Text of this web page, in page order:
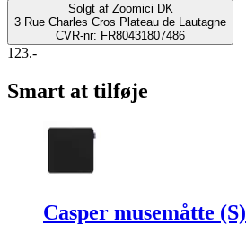
Solgt af Zoomici DK
3 Rue Charles Cros Plateau de Lautagne
CVR-nr: FR80431807486
123.-
Smart at tilføje
Casper musemåtte (S)